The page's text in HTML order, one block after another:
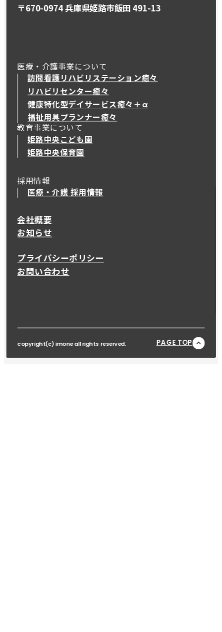
〒670-0974 兵庫県姫路市飯田 491-13
医療・介護事業について
訪問看護リハビリステーション癒々
リハビリセンター癒々
健康特化型デイサービス癒々＋α
健康特化型デイサービス癒々＋
福祉用具プランナー癒々
教育事業について
姫路中央こども園
姫路中央保育園
採用情報
医療・介護 採用情報
会社概要
お知らせ
プライバシーポリシー
お問い合わせ
copyright(c) imone all rights reserved. PAGE TOP